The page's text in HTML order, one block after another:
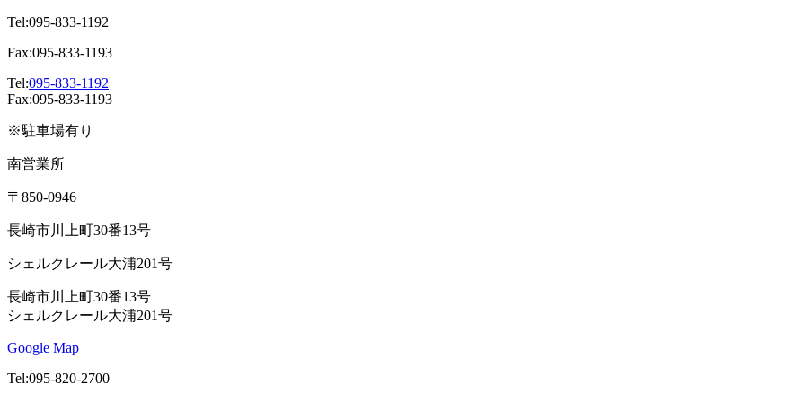
Tel:095-833-1192
Fax:095-833-1193
Tel:095-833-1192
Fax:095-833-1193
※駐車場有り
南営業所
〒850-0946
長崎市川上町30番13号
シェルクレール大浦201号
長崎市川上町30番13号
シェルクレール大浦201号
Google Map
Tel:095-820-2700